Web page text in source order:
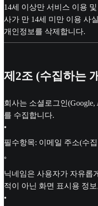
14세 이상만 서비스 이용
사가 만 14세 미만 이용 사
개인정보를 삭제합니다.
제2조 (수집하는
회사는 소셜로그인
를 수집합니다.
•
필수항목: 이메일 주소(수
◦
닉네임은 사용자가 자유롭
적이 아닌 화면 표시용 정
•